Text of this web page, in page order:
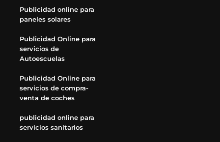
Publicidad online para
paneles solares
Publicidad Online para
servicios de
Autoescuelas
Publicidad Online para
servicios de compra-
venta de coches
publicidad online para
servicios sanitarios